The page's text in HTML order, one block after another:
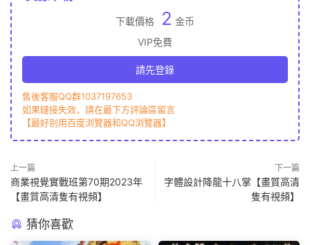
下載價格 2 金币
VIP免費
請先登錄
售後客服QQ群1037197653
如果鏈接失效，請在最下方評論區留言
【最好别用百度浏覽器和QQ浏覽器】
上一篇
商業視覺實戰班第70期2023年
【畫質高清隻有視頻】
下一篇
字體設計降龍十八掌【畫質高清
隻有視頻】
猜你喜歡